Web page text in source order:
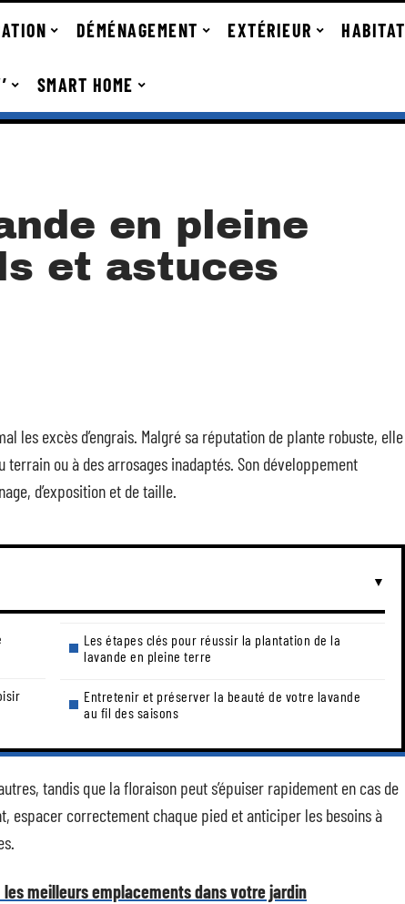
DÉMÉNAGEMENT EXTÉRIEUR HABITAT
SMART HOME
en pleine
et astuces
les excès d’engrais. Malgré sa réputation de plante robuste, elle
ou à des arrosages inadaptés. Son développement
d’exposition et de taille.
Les étapes clés pour réussir la plantation de la
lavande en pleine terre
Entretenir et préserver la beauté de votre lavande
au fil des saisons
tandis que la floraison peut s’épuiser rapidement en cas de
espacer correctement chaque pied et anticiper les besoins à
meilleurs emplacements dans votre jardin